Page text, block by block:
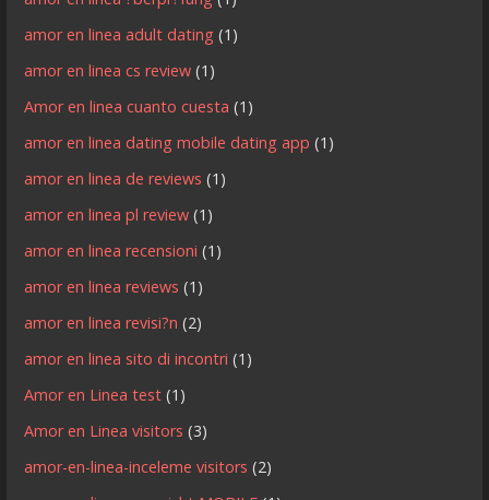
amor en linea adult dating (1)
amor en linea cs review (1)
Amor en linea cuanto cuesta (1)
amor en linea dating mobile dating app (1)
amor en linea de reviews (1)
amor en linea pl review (1)
amor en linea recensioni (1)
amor en linea reviews (1)
amor en linea revisi?n (2)
amor en linea sito di incontri (1)
Amor en Linea test (1)
Amor en Linea visitors (3)
amor-en-linea-inceleme visitors (2)